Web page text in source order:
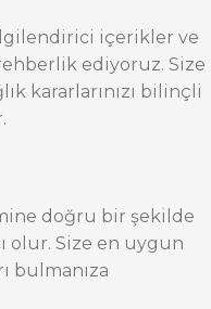
içerikler ve
ediyoruz. Size
kararlarınızı bilinçli
doğru bir şekilde
olur. Size en uygun
bulmanıza